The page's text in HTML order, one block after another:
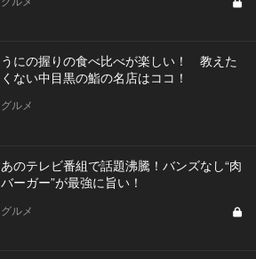
うにの握りの食べ比べが楽しい！ 教えた
くない中目黒の鮨の名店はココ！
グルメ
あのテレビ番組で話題沸騰！バンズなし“肉
バーガー”が最強に旨い！
グルメ